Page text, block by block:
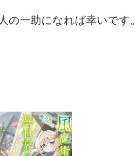
の一助になれば幸いです。